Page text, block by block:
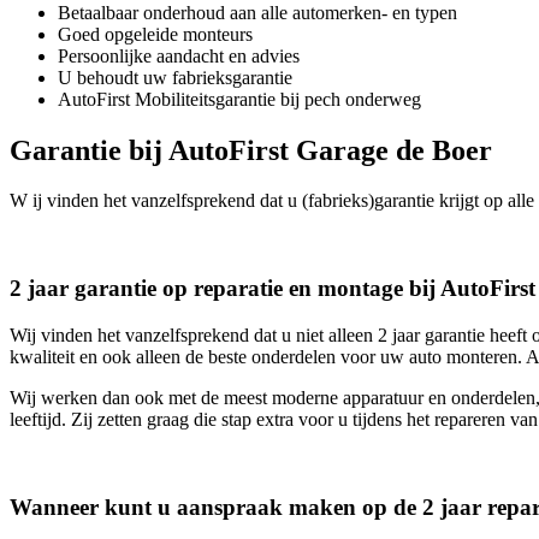
Betaalbaar onderhoud aan alle automerken- en typen
Goed opgeleide monteurs
Persoonlijke aandacht en advies
U behoudt uw fabrieksgarantie
AutoFirst Mobiliteitsgarantie bij pech onderweg
Garantie bij AutoFirst Garage de Boer
W ij vinden het vanzelfsprekend dat u (fabrieks)garantie krijgt op alle
2 jaar garantie op reparatie en montage bij AutoFirst
Wij vinden het vanzelfsprekend dat u niet alleen 2 jaar garantie
kwaliteit en ook alleen de beste onderdelen voor uw auto
Wij werken dan ook met de meest moderne apparatuur en
leeftijd. Zij zetten graag die stap extra voor u tijdens het repareren
Wanneer kunt u aanspraak maken op de 2 jaar